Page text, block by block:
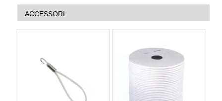
ACCESSORI